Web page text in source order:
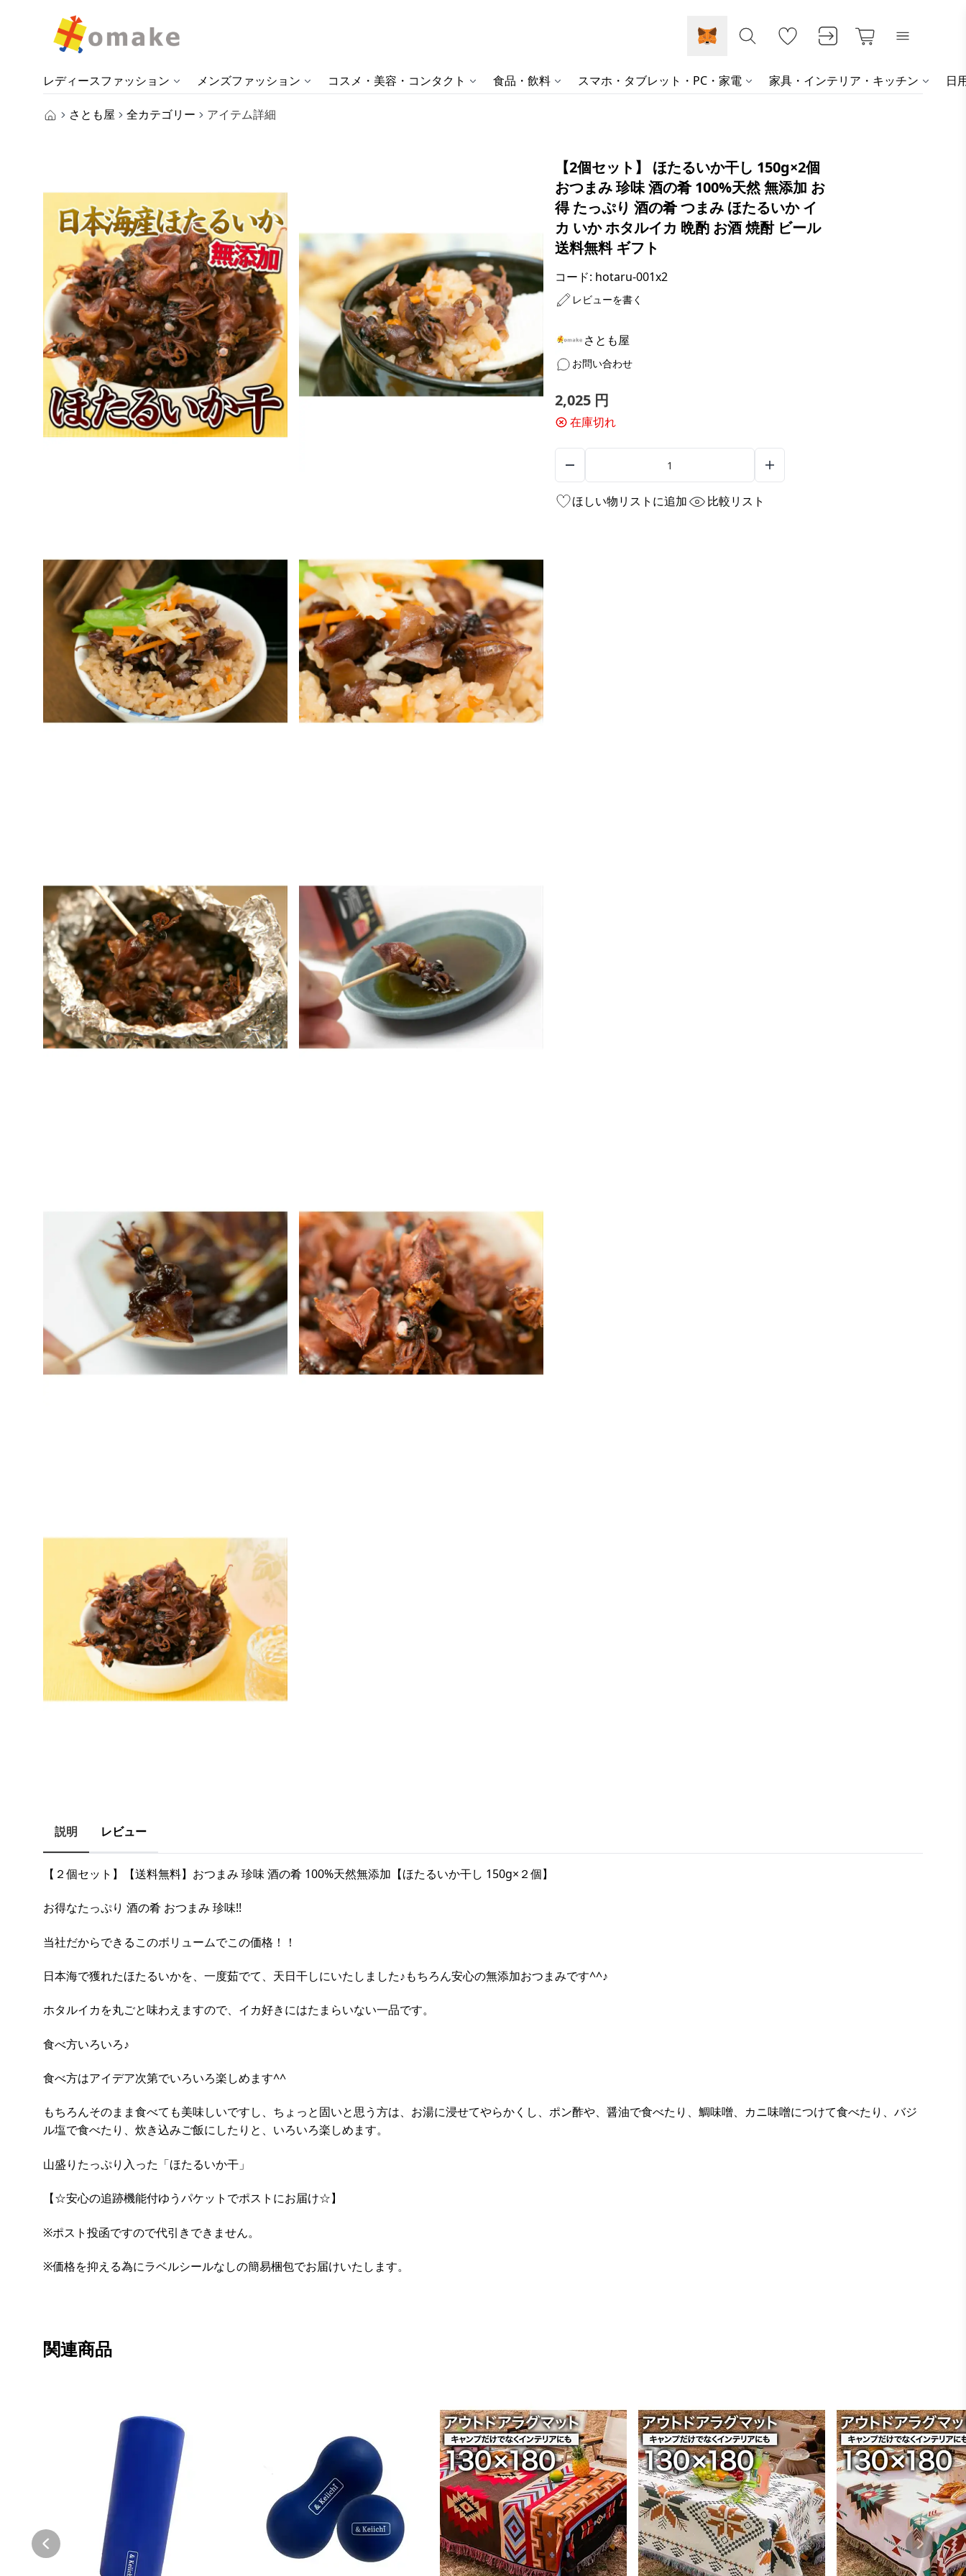
レディースファッション メンズファッション コスメ・美容・コンタクト 食品・飲料 スマホ・タブレット・PC・家電 家具・インテリア・キッチン 日
さとも屋 全カテゴリー アイテム詳細
【2個セット】 ほたるいか干し 150g×2個
おつまみ 珍味 酒の肴 100%天然 無添加 お
得 たっぷり 酒の肴 つまみ ほたるいか イ
カ いか ホタルイカ 晩酌 お酒 焼酎 ビール
送料無料 ギフト
コード: hotaru-001x2
レビューを書く
さとも屋
お問い合わせ
2,025 円
在庫切れ
ほしい物リストに追加 比較リスト
説明 レビュー
【２個セット】【送料無料】おつまみ 珍味 酒の肴 100%天然無添加【ほたるいか干し 150g×２個】
お得なたっぷり 酒の肴 おつまみ 珍味!!
当社だからできるこのボリュームでこの価格！！
日本海で獲れたほたるいかを、一度茹でて、天日干しにいたしました♪もちろん安心の無添加おつまみです^^♪
ホタルイカを丸ごと味わえますので、イカ好きにはたまらいない一品です。
食べ方いろいろ♪
食べ方はアイデア次第でいろいろ楽しめます^^
もちろんそのまま食べても美味しいですし、ちょっと固いと思う方は、お湯に浸せてやらかくし、ポン酢や、醤油で食べたり、鯛味噌、カニ味噌につけて食べたり、バジ
ル塩で食べたり、炊き込みご飯にしたりと、いろいろ楽しめます。
山盛りたっぷり入った「ほたるいか干」
【☆安心の追跡機能付ゆうパケットでポストにお届け☆】
※ポスト投函ですので代引きできません。
※価格を抑える為にラベルシールなしの簡易梱包でお届けいたします。
関連商品